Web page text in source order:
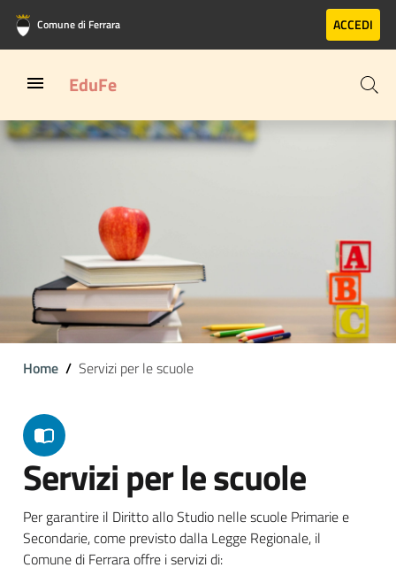
Vai al contenuto principale
Vai al footer
Comune di Ferrara ACCEDI
EduFe
Home Servizi per le scuole
Servizi per le scuole
Per garantire il Diritto allo Studio nelle scuole Primarie e
Secondarie, come previsto dalla Legge Regionale, il
Comune di Ferrara offre i servizi di: